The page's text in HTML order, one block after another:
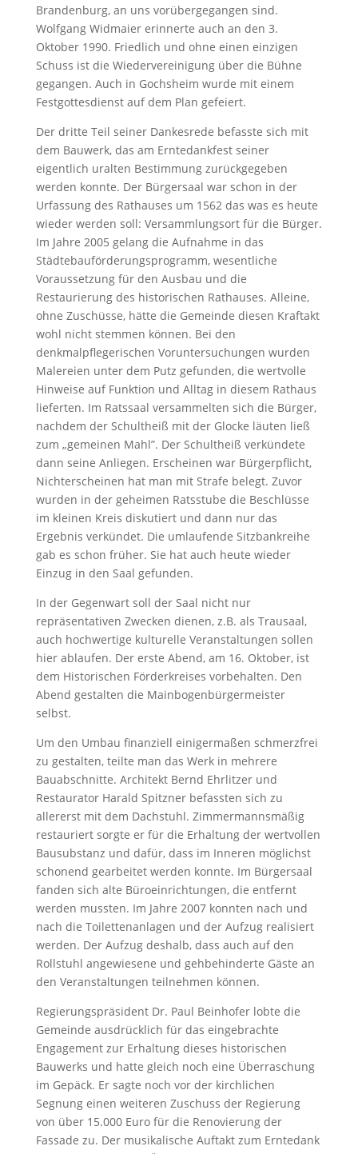
Brandenburg, an uns vorübergegangen sind.
Wolfgang Widmaier erinnerte auch an den 3.
Oktober 1990. Friedlich und ohne einen einzigen
Schuss ist die Wiedervereinigung über die Bühne
gegangen. Auch in Gochsheim wurde mit einem
Festgottesdienst auf dem Plan gefeiert.
Der dritte Teil seiner Dankesrede befasste sich mit
dem Bauwerk, das am Erntedankfest seiner
eigentlich uralten Bestimmung zurückgegeben
werden konnte. Der Bürgersaal war schon in der
Urfassung des Rathauses um 1562 das was es heute
wieder werden soll: Versammlungsort für die Bürger.
Im Jahre 2005 gelang die Aufnahme in das
Städtebauförderungsprogramm, wesentliche
Voraussetzung für den Ausbau und die
Restaurierung des historischen Rathauses. Alleine,
ohne Zuschüsse, hätte die Gemeinde diesen Kraftakt
wohl nicht stemmen können. Bei den
denkmalpflegerischen Voruntersuchungen wurden
Malereien unter dem Putz gefunden, die wertvolle
Hinweise auf Funktion und Alltag in diesem Rathaus
lieferten. Im Ratssaal versammelten sich die Bürger,
nachdem der Schultheiß mit der Glocke läuten ließ
zum „gemeinen Mahl”. Der Schultheiß verkündete
dann seine Anliegen. Erscheinen war Bürgerpflicht,
Nichterscheinen hat man mit Strafe belegt. Zuvor
wurden in der geheimen Ratsstube die Beschlüsse
im kleinen Kreis diskutiert und dann nur das
Ergebnis verkündet. Die umlaufende Sitzbankreihe
gab es schon früher. Sie hat auch heute wieder
Einzug in den Saal gefunden.
In der Gegenwart soll der Saal nicht nur
repräsentativen Zwecken dienen, z.B. als Trausaal,
auch hochwertige kulturelle Veranstaltungen sollen
hier ablaufen. Der erste Abend, am 16. Oktober, ist
dem Historischen Förderkreises vorbehalten. Den
Abend gestalten die Mainbogenbürgermeister
selbst.
Um den Umbau finanziell einigermaßen schmerzfrei
zu gestalten, teilte man das Werk in mehrere
Bauabschnitte. Architekt Bernd Ehrlitzer und
Restaurator Harald Spitzner befassten sich zu
allererst mit dem Dachstuhl. Zimmermannsmäßig
restauriert sorgte er für die Erhaltung der wertvollen
Bausubstanz und dafür, dass im Inneren möglichst
schonend gearbeitet werden konnte. Im Bürgersaal
fanden sich alte Büroeinrichtungen, die entfernt
werden mussten. Im Jahre 2007 konnten nach und
nach die Toilettenanlagen und der Aufzug realisiert
werden. Der Aufzug deshalb, dass auch auf den
Rollstuhl angewiesene und gehbehinderte Gäste an
den Veranstaltungen teilnehmen können.
Regierungspräsident Dr. Paul Beinhofer lobte die
Gemeinde ausdrücklich für das eingebrachte
Engagement zur Erhaltung dieses historischen
Bauwerks und hatte gleich noch eine Überraschung
im Gepäck. Er sagte noch vor der kirchlichen
Segnung einen weiteren Zuschuss der Regierung
von über 15.000 Euro für die Renovierung der
Fassade zu. Der musikalische Auftakt zum Erntedank